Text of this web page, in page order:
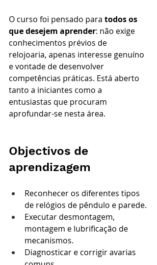
O curso foi pensado para todos os
que desejem aprender: não exige
conhecimentos prévios de
relojoaria, apenas interesse genuíno
e vontade de desenvolver
competências práticas. Está aberto
tanto a iniciantes como a
entusiastas que procuram
aprofundar-se nesta área.
Objectivos de
aprendizagem
Reconhecer os diferentes tipos
de relógios de pêndulo e parede.
Executar desmontagem,
montagem e lubrificação de
mecanismos.
Diagnosticar e corrigir avarias